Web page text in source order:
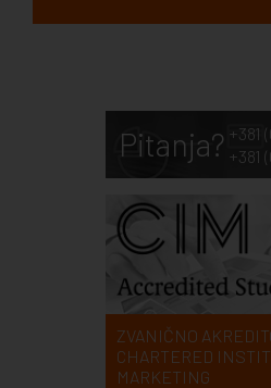
Pitanja? +381
+381
ZVANIČNO
CHARTERED
MARKETING